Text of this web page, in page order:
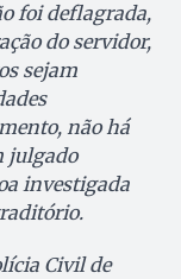
foi deflagrada,
do servidor,
sejam
não há
julgado
investigada
Civil de